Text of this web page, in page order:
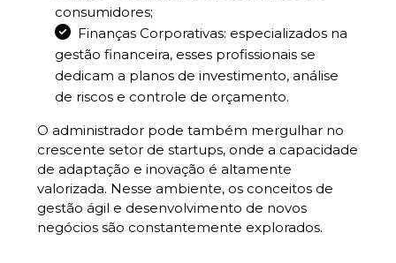
consumidores;
Finanças Corporativas: especializados na
gestão financeira, esses profissionais se
dedicam a planos de investimento, análise
de riscos e controle de orçamento.
O administrador pode também mergulhar no
crescente setor de startups, onde a capacidade
de adaptação e inovação é altamente
valorizada. Nesse ambiente, os conceitos de
gestão ágil e desenvolvimento de novos
negócios são constantemente explorados.